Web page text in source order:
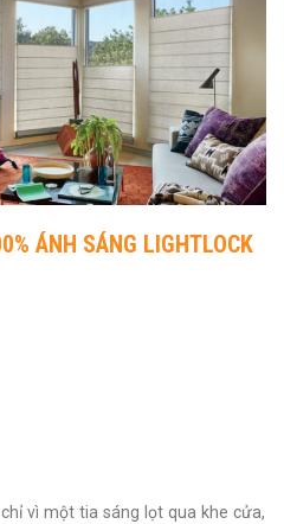
ÁNH SÁNG LIGHTLOCK
vì một tia sáng lọt qua khe cửa,